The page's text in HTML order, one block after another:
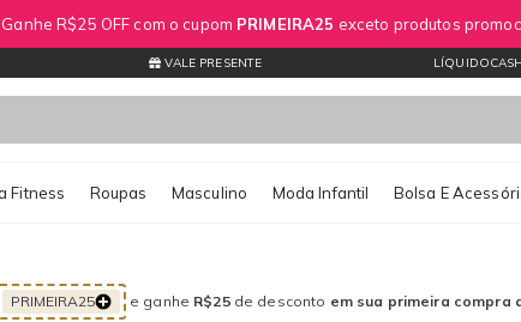
R$25 OFF com o cupom PRIMEIRA25 exceto produtos
VALE PRESENTE LÍQUIDOCASH
Bolsa E
Masculino Moda Infantil
Roupas
Fitness
PRIMEIRA25 e ganhe R$25de desconto em sua primeira compra